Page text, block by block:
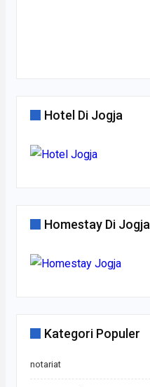
Hotel Di Jogja
Homestay Di Jogja
Kategori Populer
notariat